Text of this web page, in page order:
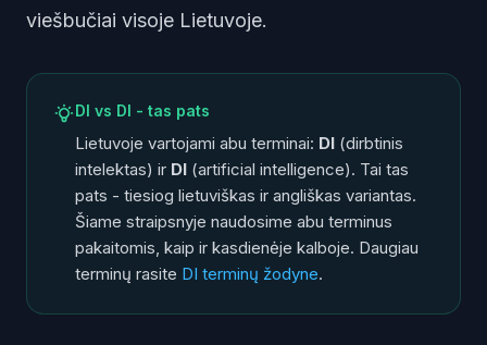
viešbučiai visoje Lietuvoje.
DI vs DI - tas pats
Lietuvoje vartojami abu terminai: DI (dirbtinis
intelektas) ir DI (artificial intelligence). Tai tas
pats - tiesiog lietuviškas ir angliškas variantas.
Šiame straipsnyje naudosime abu terminus
pakaitomis, kaip ir kasdienėje kalboje. Daugiau
terminų rasite DI terminų žodyne.